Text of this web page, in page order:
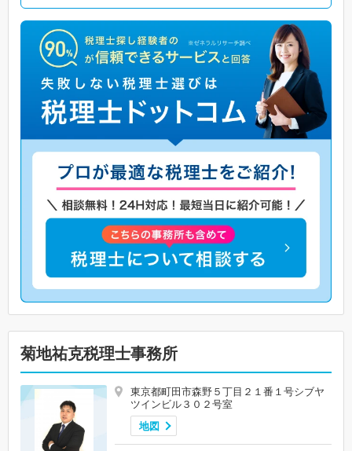
菊地祐克税理士事務所
東京都町田市森野５丁目２１番１号シブヤ
ツインビル３０２号室
地図